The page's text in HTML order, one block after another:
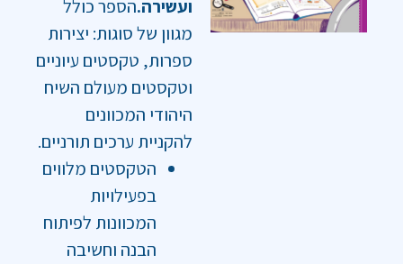
ועשירה.הספר כולל
מגוון של סוגות: יצירות
ספרות, טקסטים עיוניים
וטקסטים מעולם השיח
היהודי המכוונים
להקניית ערכים תורניים.
הטקסטים מלווים
בפעילויות
המכוונות לפיתוח
הבנה וחשיבה